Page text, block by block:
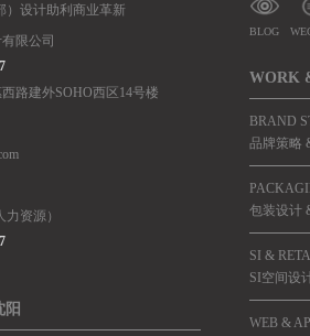
）设计助利商业革新
限公司
路建外SOHO西区14号楼
力资源）
阳
BLOG
WORK
BRAND
品牌策略
包装设计
SI &
SI空间设
WEB &